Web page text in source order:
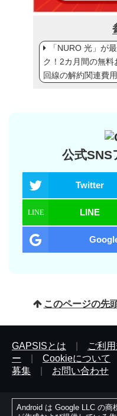
「NURO 光」が
ク！2カ月間の無
回線の解約関連費
公式
Twitter
LINE
このページの先
GAPSISとは ご利
ー
Cookieについて
募集
お問い合わせ
Android は Google LLC の商